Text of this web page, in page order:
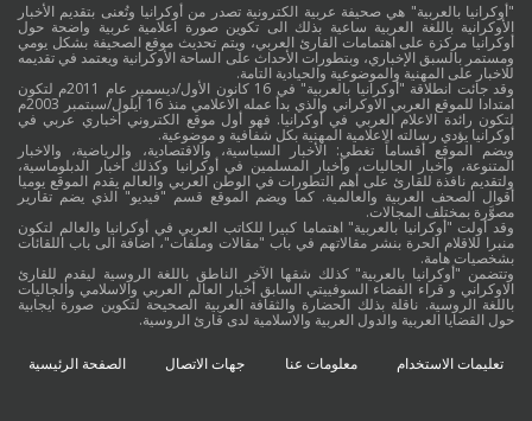
"أوكرانيا بالعربية" هي صحيفة عربية الكترونية تصدر من أوكرانيا وتُعنى بتقديم الأخبار
الأوكرانية باللغة العربية ساعية بذلك الى تكوين صورة اعلامية عربية واضحة حول
أوكرانيا مركزة على اهتمامات القارئ العربي، ويتم تحديث موقع الصحيفة بشكل يومي
ومستمر بالسبق الإخباري، وبتطورات الأحداث على الساحة الأوكرانية ويعتمد في تقديمه
للاخبار على المهنية والموضوعية والحيادية التامة.
وقد جائت انطلاقة "أوكرانيا بالعربية" في 16 كانون الأول/ديسمبر عام 2011م لتكون
امتدادا للموقع العربي الاوكراني والذي بدأ عمله الاعلامي منذ 16 أيلول/سبتمبر 2003م
لتكون رائدة الاعلام العربي في أوكرانيا. فهو أول موقع الكتروني أخباري عربي في
أوكرانيا يؤدي رسالته الاعلامية المهنية بكل شفافية و موضوعية.
ويضم الموقع أقساماً تغطي: الأخبار السياسية، والاقتصادية، والرياضية، والاخبار
المتنوعة، وأخبار الجاليات، وأخبار المسلمين في أوكرانيا وكذلك أخبار الدبلوماسية،
ولتقديم نافذة للقارئ على أهم التطورات في الوطن العربي والعالم يقدم الموقع يوميا
أقوال الصحف العربية والعالمية. كما ويضم الموقع قسم "فيديو" الذي يضم تقارير
مصوَّرة بمختلف المجالات.
وقد أولت "أوكرانيا بالعربية" اهتماما كبيرا للكاتب العربي في أوكرانيا والعالم لتكون
منبرا للاقلام الحرة بنشر مقالاتهم في باب "مقالات وملفات"، اضافة الى باب اللقائات
بشخصيات هامة.
وتتضمن "أوكرانيا بالعربية" كذلك شقها الآخر الناطق باللغة الروسية ليقدم للقارئ
الاوكراني و قراء الفضاء السوفييتي السابق أخبار العالم العربي والاسلامي والجاليات
باللغة الروسية. ناقلة بذلك الحضارة والثقافة العربية الصحيحة لتكوين صورة ايجابية
حول القضايا العربية والدول العربية والاسلامية لدى قارئ الروسية.
تعليمات الاستخدام معلومات عنا جهات الاتصال الصفحة الرئيسية